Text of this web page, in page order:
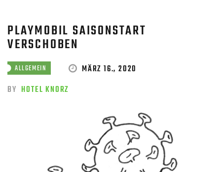
PLAYMOBIL SAISONSTART
VERSCHOBEN
ALLGEMEIN
MÄRZ 16., 2020
BY HOTEL KNORZ